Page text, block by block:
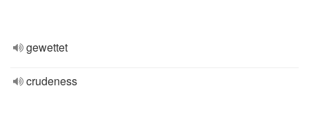
gewettet
crudeness